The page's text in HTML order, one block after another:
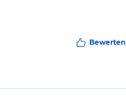
Bewerten